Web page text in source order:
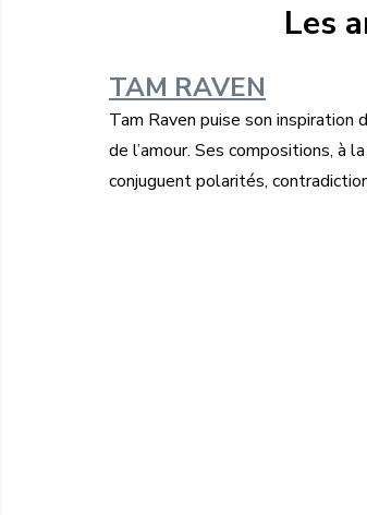
Les
TAM RAVEN
Tam Raven puise son inspiration
de l’amour. Ses compositions, à
conjuguent polarités,